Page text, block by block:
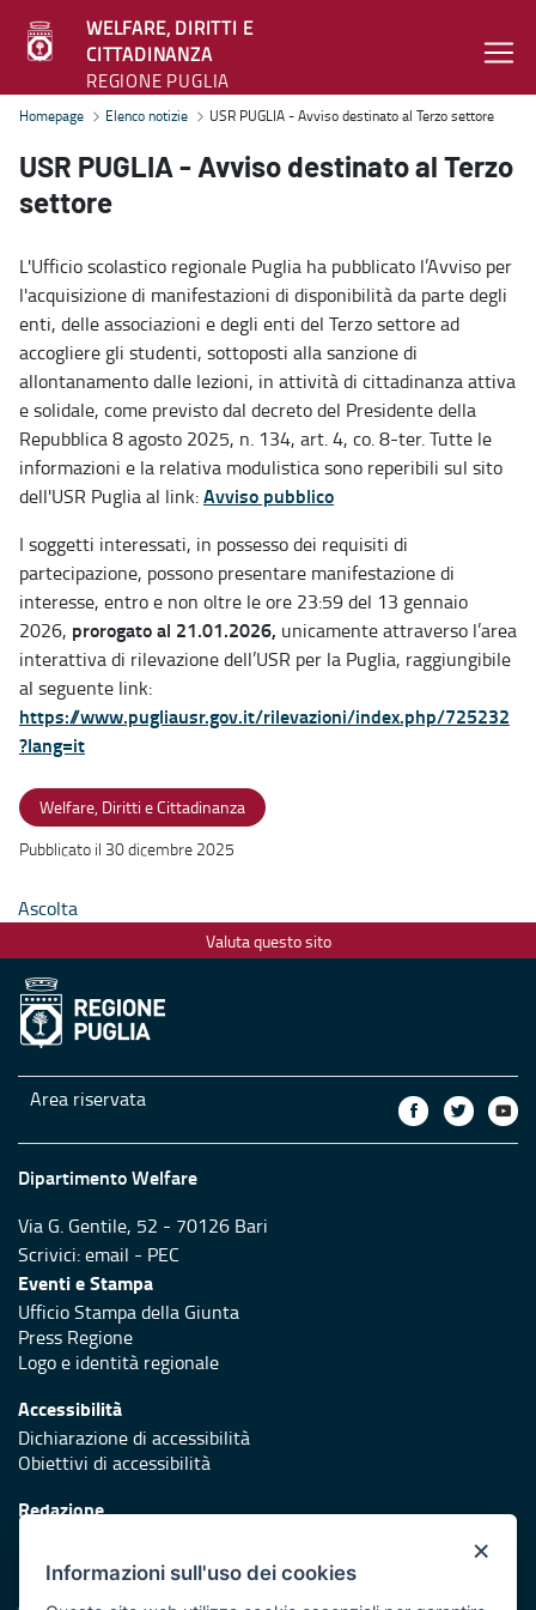
WELFARE, DIRITTI E
CITTADINANZA
REGIONE PUGLIA
USR PUGLIA - Avviso destinato al Terzo settore - Welfare, diritti
Homepage Elenco notizie USR PUGLIA - Avviso destinato al Terzo settore
USR PUGLIA - Avviso destinato al Terzo
settore
L'Ufficio scolastico regionale Puglia ha pubblicato l’Avviso per
l'acquisizione di manifestazioni di disponibilità da parte degli
enti, delle associazioni e degli enti del Terzo settore ad
accogliere gli studenti, sottoposti alla sanzione di
allontanamento dalle lezioni, in attività di cittadinanza attiva
e solidale, come previsto dal decreto del Presidente della
Repubblica 8 agosto 2025, n. 134, art. 4, co. 8-ter. Tutte le
informazioni e la relativa modulistica sono reperibili sul sito
dell'USR Puglia al link:Avviso pubblico
I soggetti interessati, in possesso dei requisiti di
partecipazione, possono presentare manifestazione di
interesse, entro e non oltre le ore 23:59 del 13 gennaio
2026, prorogato al 21.01.2026, unicamente attraverso l’area
interattiva di rilevazione dell’USR per la Puglia, raggiungibile
al seguente link:
https://www.pugliausr.gov.it/rilevazioni/index.php/725232
?lang=it
Welfare, Diritti e Cittadinanza
Pubblicato il 30 dicembre 2025
Ascolta
Valuta questo sito
Area riservata
Dipartimento Welfare
Via G. Gentile, 52 - 70126 Bari
Scrivici:email - PEC
Eventi e Stampa
Ufficio Stampa della Giunta
Press Regione
Logo e identità regionale
Accessibilità
Dichiarazione di accessibilità
Obiettivi di accessibilità
Redazione
Protezione civile
×
Informazioni sull'uso dei cookies